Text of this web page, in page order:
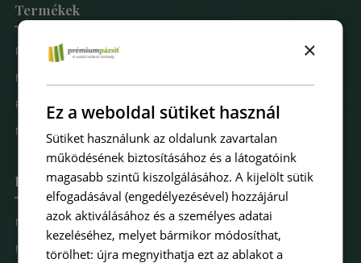
Termékek
Prémium Pázsit® Műfüvek
Mintarendelés
Fűfal Dekoráció
Műfűkarbantartás
Hova keresel pázsitot
Műfű kertbe
Műfű teraszra
×
Ez a weboldal sütiket használ
Sütiket használunk az oldalunk zavartalan
működésének biztosításához és a látogatóink
magasabb szintű kiszolgálásához. A kijelölt sütik
elfogadásával (engedélyezésével) hozzájárul
azok aktiválásához és a személyes adatai
kezeléséhez, melyet bármikor módosíthat,
törölhet: újra megnyithatja ezt az ablakot a